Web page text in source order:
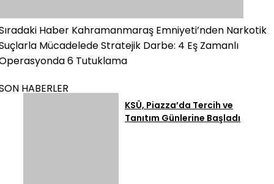
Haber Kahramanmaraş Emniyeti’nden Narkotik
Mücadelede Stratejik Darbe: 4 Eş Zamanlı
6 Tutuklama
HABERLER
KSÜ, Piazza’da Tercih ve
Tanıtım Günlerine Başladı